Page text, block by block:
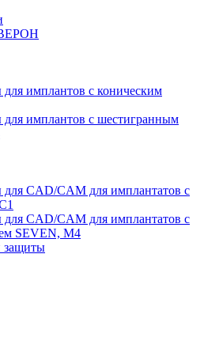
имплантов с коническим
для имплантов с шестигранным
для CAD/CAM для имплантатов с
для CAD/CAM для имплантатов с
SEVEN, М4
защиты